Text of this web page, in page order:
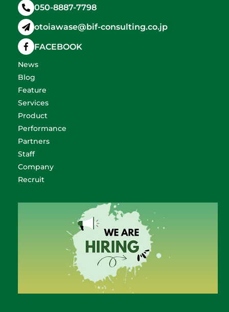
050-8887-7798
otoiawase@bif-consulting.co.jp
FACEBOOK
News
Blog
Feature
Services
Product
Performance
Partners
Staff
Company
Recruit